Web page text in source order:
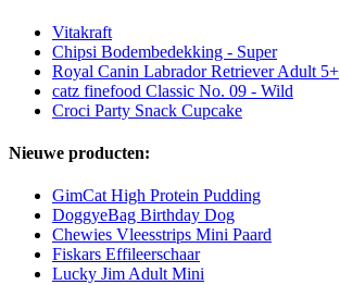
Vitakraft
Chipsi Bodembedekking - Super
Royal Canin Labrador Retriever Adult 5+
catz finefood Classic No. 09 - Wild
Croci Party Snack Cupcake
Nieuwe producten:
GimCat High Protein Pudding
DoggyeBag Birthday Dog
Chewies Vleesstrips Mini Paard
Fiskars Effileerschaar
Lucky Jim Adult Mini